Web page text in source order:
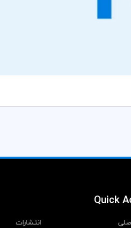
Quick
انتشارات